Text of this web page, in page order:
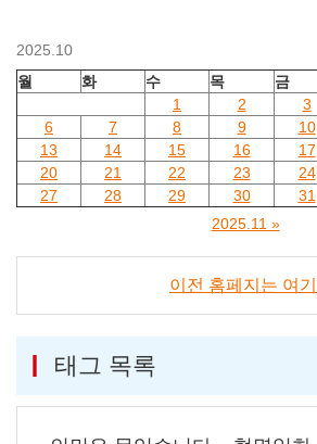
2025.10
월
화 수 목 금
1
2 3
6
7 8 9 10
13
14 15 16 17
20
21 22 23 24
27
28 29 30
31
2025.11 »
이전 홈페지는 여기
태그 목록